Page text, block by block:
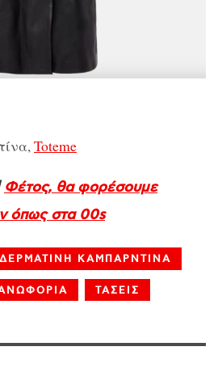
Toteme
Φέτος, θα φορέσουμε
όπως στα 00s
ΔΕΡΜΑΤΙΝΗ ΚΑΜΠΑΡΝΤΙΝΑ
ΤΑΣΕΙΣ